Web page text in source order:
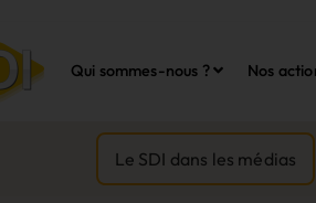
Qui sommes-nous ? Nos
Le SDI dans les médias